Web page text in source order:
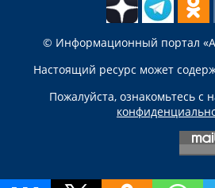
© Информационный портал
Настоящий ресурс может
Пожалуйста, ознакомьтесь с